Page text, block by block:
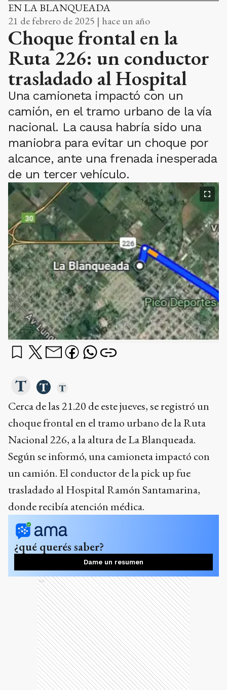
EN LA BLANQUEADA
21 de febrero de 2025 | hace un año
Choque frontal en la
Ruta 226: un conductor
trasladado al Hospital
Una camioneta impactó con un
camión, en el tramo urbano de la vía
nacional. La causa habría sido una
maniobra para evitar un choque por
alcance, ante una frenada inesperada
de un tercer vehículo.
Cerca de las 21.20 de este jueves, se registró un
choque frontal en el tramo urbano de la Ruta
Nacional 226, a la altura de La Blanqueada.
Según se informó, una camioneta impactó con
un camión. El conductor de la pick up fue
trasladado al Hospital Ramón Santamarina,
donde recibía atención médica.
¿qué querés saber?
Dame un resumen
Ads